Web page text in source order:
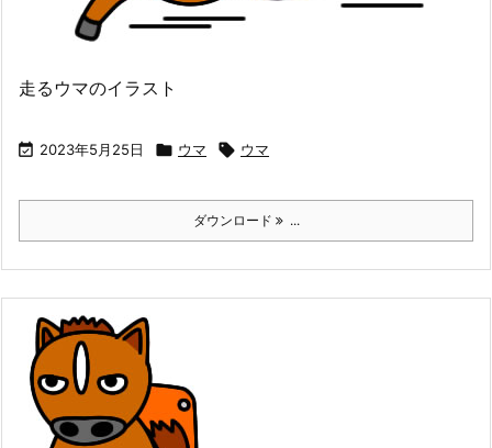
走るウマのイラスト
 2023年5月25日  ウマ  ウマ
ダウンロード ...